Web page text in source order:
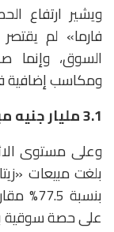
ويشير ارتفاع
فارما» لم
السوق، وإنما
ومكاسب إضافية
3.1مليار جنيه
بنسبة
على حصة سوقية